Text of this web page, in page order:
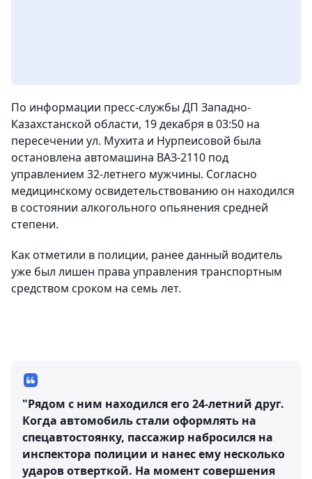
По информации пресс-службы ДП Западно-
Казахстанской области, 19 декабря в 03:50 на
пересечении ул. Мухита и Нурпеисовой была
остановлена автомашина ВАЗ-2110 под
управлением 32-летнего мужчины. Согласно
медицинскому освидетельствованию он находился
в состоянии алкогольного опьянения средней
степени.
Как отметили в полиции, ранее данный водитель
уже был лишен права управления транспортным
средством сроком на семь лет.
"Рядом с ним находился его 24-летний друг.
Когда автомобиль стали оформлять на
спецавтостоянку, пассажир набросился на
инспектора полиции и нанес ему несколько
ударов отверткой. На момент совершения